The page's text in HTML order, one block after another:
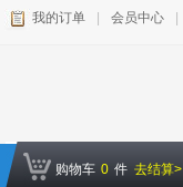
我的订单 会员中心
购物车 0 件 去结算>